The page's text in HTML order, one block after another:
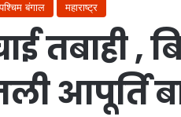
पश्चिम बंगाल महाराष्ट्र
तबाही ,
आपूर्ति